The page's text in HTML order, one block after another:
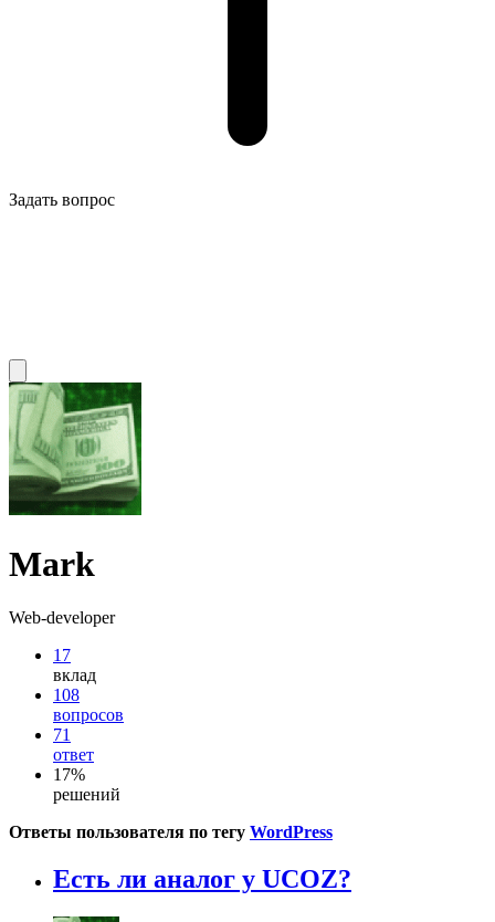
Задать вопрос
Mark
Web-developer
17
вклад
108
вопросов
71
ответ
17%
решений
Ответы пользователя по тегу WordPress
Есть ли аналог у UCOZ?